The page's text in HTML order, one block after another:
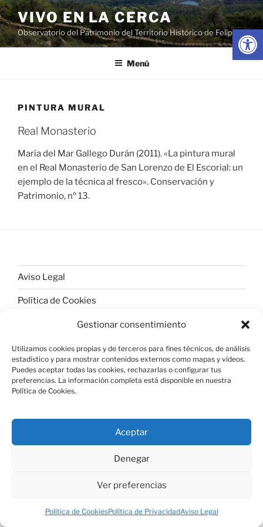
Abrir
Gestionar consentimiento
Utilizamos cookies propias y de terceros para fines técnicos, de análisis
estadístico y para mostrar contenidos externos como mapas y vídeos.
Puedes aceptar todas las cookies, rechazarlas o configurar tus
preferencias. La información completa está disponible en nuestra
Política de Cookies.
Aceptar
Denegar
Ver preferencias
Política de CookiesPolítica de PrivacidadAviso Legal
Saltar
al
contenido
VIVO EN LA CERCA
Observatorio del Patrimonio del Territorio Histórico de Felipe II
Menú
PINTURA MURAL
Real Monasterio
María del Mar Gallego Durán (2011). «La pintura mural
en el Real Monasterio de San Lorenzo de El Escorial: un
ejemplo de la técnica al fresco». Conservación y
Patrimonio, nº 13.
Aviso Legal
Política de Cookies
Política de Privacidad Funciona gracias a WordPress